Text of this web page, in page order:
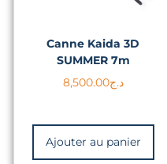
Canne Kaida 3D
SUMMER 7m
د.ج8,500.00
Ajouter au panier